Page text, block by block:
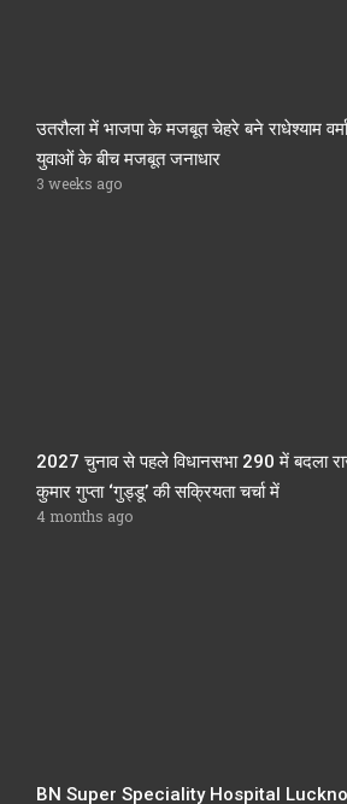
उतरौला में भाजपा के मजबूत चेहरे बने राधेश्याम
युवाओं के बीच मजबूत जनाधार
3 weeks ago
2027 चुनाव से पहले विधानसभा 290 में बदला
कुमार गुप्ता ‘गुड्डू’ की सक्रियता चर्चा में
4 months ago
BN Super Speciality Hospital